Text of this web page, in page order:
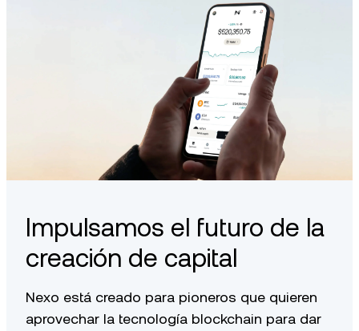
Impulsamos el futuro de la
creación de capital
Nexo está creado para pioneros que quieren
aprovechar la tecnología blockchain para dar